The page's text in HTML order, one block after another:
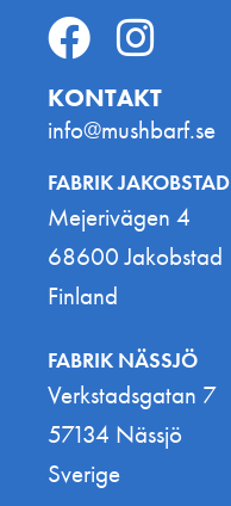
KONTAKT
info@mushbarf.se
FABRIK JAKOBSTAD
Mejerivägen 4
68600 Jakobstad
Finland
FABRIK NÄSSJÖ
Verkstadsgatan 7
57134 Nässjö
Sverige